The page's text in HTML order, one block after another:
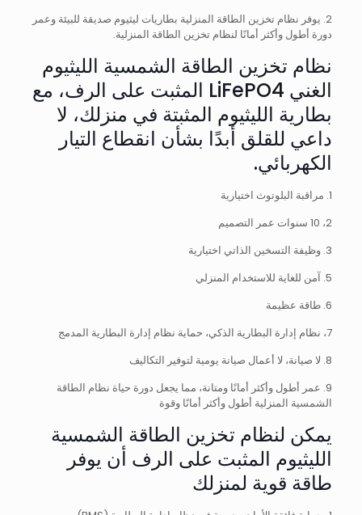
2. يوفر نظام تخزين الطاقة المنزلية بطاريات ليثيوم صديقة للبيئة وعمر
دورة أطول وأكثر أمانًا لنظام تخزين الطاقة المنزلية.
نظام تخزين الطاقة الشمسية الليثيوم
الغني LiFePO4 المثبت على الرف، مع
بطارية الليثيوم المثبتة في منزلك، لا
داعي للقلق أبدًا بشأن انقطاع التيار
الكهربائي.
1. مراقبة البلوتوث اختيارية
2، 10 سنوات عمر التصميم
3. وظيفة التسخين الذاتي اختيارية
5. آمن للغاية للاستخدام المنزلي
6. طاقة عظيمة
7، نظام إدارة البطارية الذكي، حماية نظام إدارة البطارية المدمج
8. لا صيانة، لا أعمال صيانة يومية لتوفير التكاليف
9. عمر أطول وأكثر أمانًا ومتانة، مما يجعل دورة حياة نظام الطاقة
الشمسية المنزلية أطول وأكثر أمانًا وقوة
يمكن لنظام تخزين الطاقة الشمسية
الليثيوم المثبت على الرف أن يوفر
طاقة قوية لمنزلك